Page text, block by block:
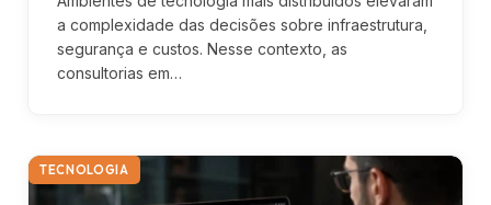
a complexidade das decisões sobre infraestrutura,
segurança e custos. Nesse contexto, as
consultorias em…
TECNOLOGIA